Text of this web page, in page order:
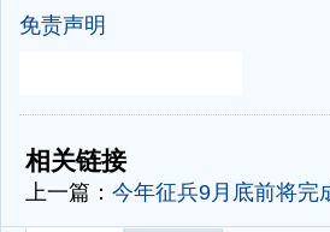
免责声明
-
相关链接
上一篇： 今年征兵9月底前将完